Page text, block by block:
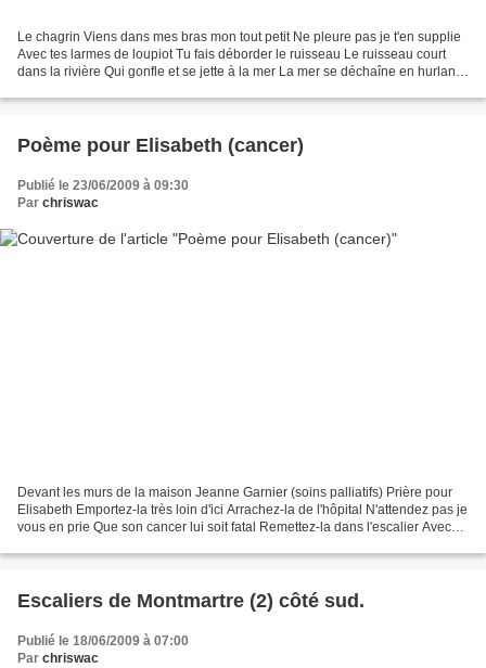
Le chagrin Viens dans mes bras mon tout petit Ne pleure pas je t'en supplie
Avec tes larmes de loupiot Tu fais déborder le ruisseau Le ruisseau court
dans la rivière Qui gonfle et se jette à la mer La mer se déchaîne en hurlant
Poème pour Elisabeth (cancer)
Publié le 23/06/2009 à 09:30
Par chriswac
Devant les murs de la maison Jeanne Garnier (soins palliatifs) Prière pour
Elisabeth Emportez-la très loin d'ici Arrachez-la de l'hôpital N'attendez pas je
vous en prie Que son cancer lui soit fatal Remettez-la dans l'escalier Avec
Escaliers de Montmartre (2) côté sud.
Publié le 18/06/2009 à 07:00
Par chriswac